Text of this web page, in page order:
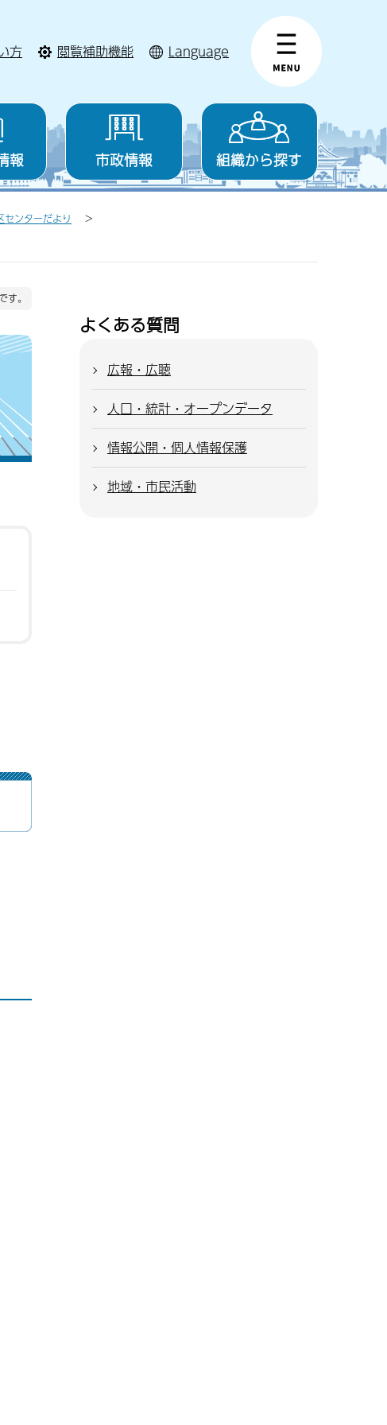
方 閲覧補助機能 Language
報 市政情報 組織から探す
センターだより
。
よくある質問
広報・広聴
人口・統計・オープンデータ
情報公開・個人情報保護
地域・市民活動